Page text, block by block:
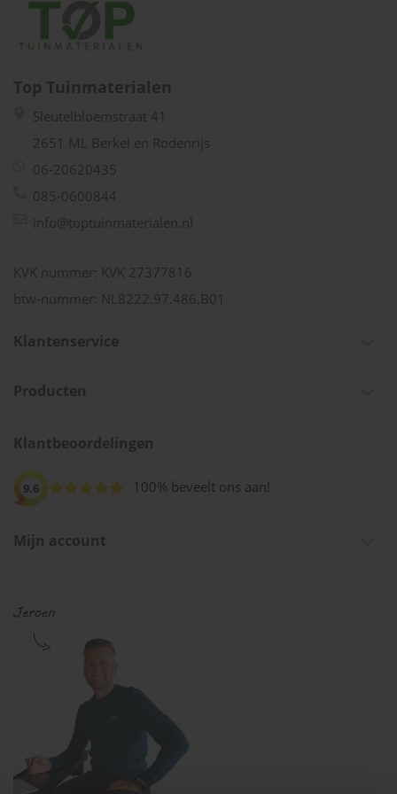
Top Tuinmaterialen
Sleutelbloemstraat 41
2651 ML Berkel en Rodenrijs
06-20620435
085-0600844
info@toptuinmaterialen.nl
KVK nummer: KVK 27377816
btw-nummer: NL8222.97.486.B01
Klantenservice
Producten
Klantbeoordelingen
9.6 100% beveelt ons aan!
Mijn account